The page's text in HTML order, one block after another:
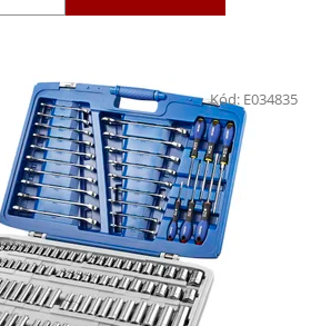
Kód: E034835